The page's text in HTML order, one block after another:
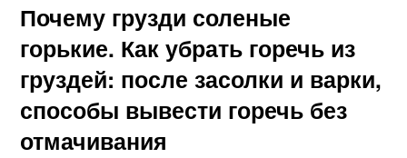
Почему грузди соленые
горькие. Как убрать горечь из
груздей: после засолки и варки,
способы вывести горечь без
отмачивания